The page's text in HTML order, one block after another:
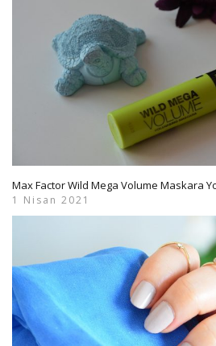
Max Factor Wild Mega Volume Maskara
1 Nisan 2021